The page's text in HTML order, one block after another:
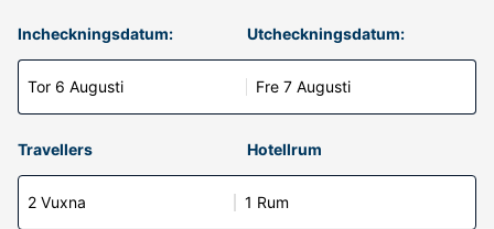
Incheckningsdatum:
Tor 6 Augusti
Utcheckningsdatum:
Fre 7 Augusti
Travellers Hotellrum
2 Vuxna 1 Rum